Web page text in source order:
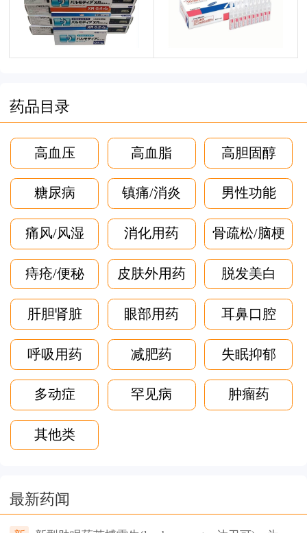
药品目录
高血压 高血脂 高胆固醇
糖尿病 镇痛/消炎 男性功能
痛风/风湿 消化用药 骨疏松/脑梗
痔疮/便秘 皮肤外用药 脱发美白
肝胆肾脏 眼部用药 耳鼻口腔
呼吸用药 减肥药 失眠抑郁
多动症 罕见病 肿瘤药
其他类
最新药闻